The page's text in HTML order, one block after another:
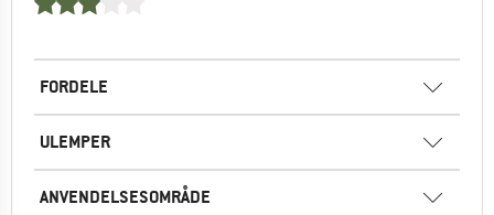
FORDELE
ULEMPER
ANVENDELSESOMRÅDE